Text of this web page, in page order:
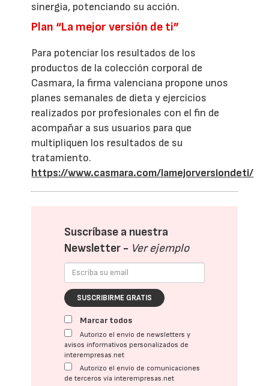
sinergia, potenciando su acción.
Plan “La mejor versión de ti”
Para potenciar los resultados de los
productos de la colección corporal de
Casmara, la firma valenciana propone unos
planes semanales de dieta y ejercicios
realizados por profesionales con el fin de
acompañar a sus usuarios para que
multipliquen los resultados de su
tratamiento.
https://www.casmara.com/lamejorversiondeti/
Suscríbase a nuestra
Newsletter - Ver ejemplo
SUSCRIBIRME GRATIS
Marcar todos
Autorizo el envío de newsletters y
avisos informativos personalizados de
interempresas.net
Autorizo el envío de comunicaciones
de terceros vía interempresas.net